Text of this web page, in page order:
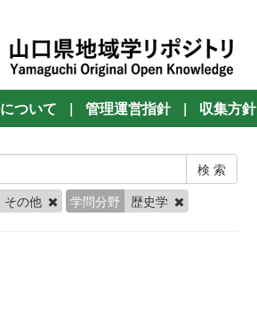
ついて | 管理運営指針 | 収集方針
その他 学問分野 歴史学